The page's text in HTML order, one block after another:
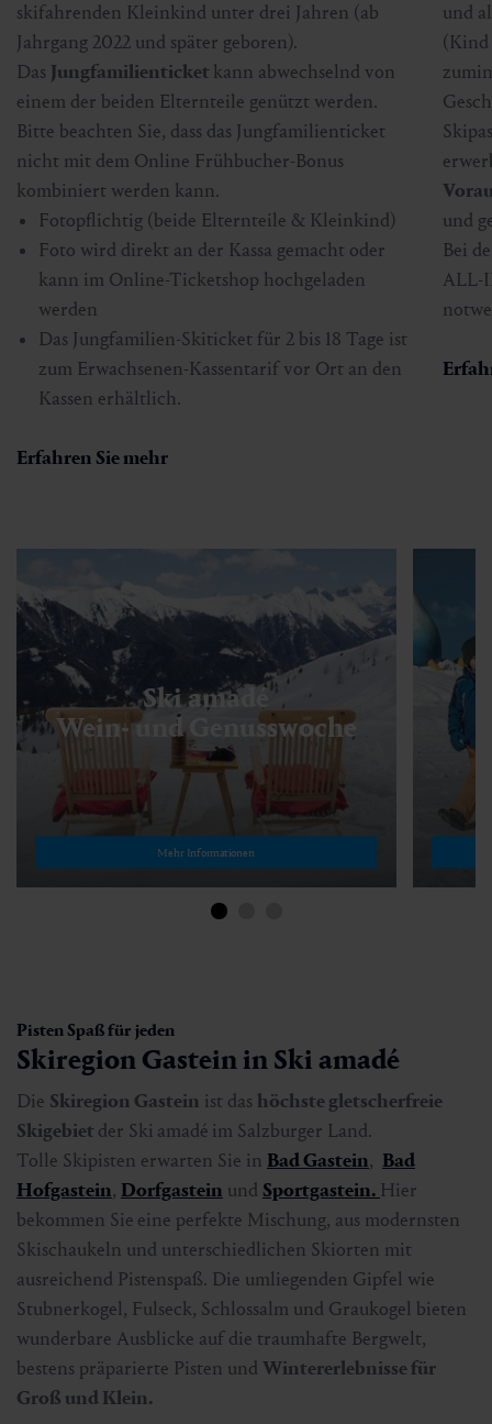
skifahrenden Kleinkind unter drei Jahren (ab
Jahrgang 2022 und später geboren).
Das Jungfamilienticketkann abwechselnd von
einem der beiden Elternteile genützt werden.
Bitte beachten Sie, dass das Jungfamilienticket
nicht mit dem Online Frühbucher-Bonus
kombiniert werden kann.
Fotopflichtig (beide Elternteile & Kleinkind)
Foto wird direkt an der Kassa gemacht oder
kann im Online-Ticketshop hochgeladen
werden
Das Jungfamilien-Skiticket für 2 bis 18 Tage ist
zum Erwachsenen-Kassentarif vor Ort an den
Kassen erhältlich.
Erfahren Sie mehr
und
(Kind
und
Bei
ALL-
Ski amadé
Wein- und Genusswoche
Mehr Informationen
Pisten Spaß für jeden
Skiregion Gastein in Ski amadé
Die Skiregion Gastein ist das höchste gletscherfreie
Skigebietder Ski amadé im Salzburger Land.
Tolle Skipisten erwarten Sie in Bad Gastein, Bad
Hofgastein, Dorfgastein und Sportgastein. Hier
bekommen Sie eine perfekte Mischung, aus modernsten
Skischaukeln und unterschiedlichen Skiorten mit
ausreichend Pistenspaß. Die umliegenden Gipfel wie
Stubnerkogel, Fulseck, Schlossalm und Graukogel bieten
wunderbare Ausblicke auf die traumhafte Bergwelt,
bestens präparierte Pisten und Wintererlebnisse für
Groß und Klein.